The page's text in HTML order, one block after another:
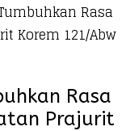
Rasa
Korem 121/Abw
Rasa
Prajurit